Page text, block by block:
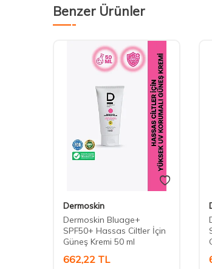
Benzer Ürünler
Dermoskin
Dermoskin Bluage+
SPF50+ Hassas Ciltler İçin
Güneş Kremi 50 ml
662,22 TL